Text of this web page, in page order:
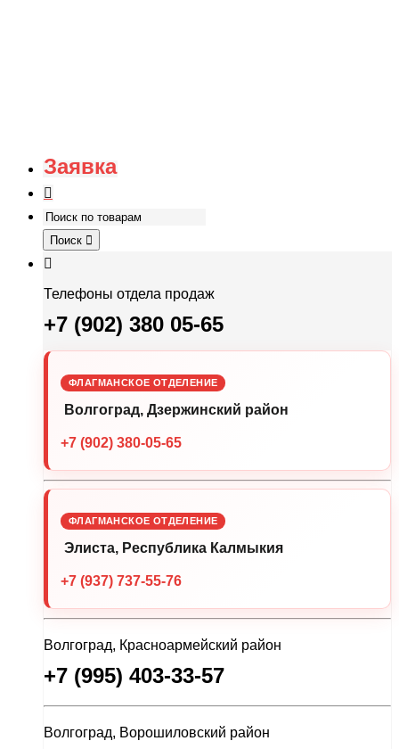
Заявка
Поиск
Телефоны отдела продаж
+7 (902) 380 05-65
ФЛАГМАНСКОЕ ОТДЕЛЕНИЕ
Волгоград, Дзержинский район
+7 (902) 380-05-65
ФЛАГМАНСКОЕ ОТДЕЛЕНИЕ
Элиста, Республика Калмыкия
+7 (937) 737-55-76
Волгоград, Красноармейский район
+7 (995) 403-33-57
Волгоград, Ворошиловский район